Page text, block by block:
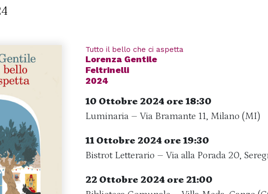
Tutto il bello che ci aspetta
Lorenza Gentile
Feltrinelli
2024
10 Ottobre 2024 ore 18:30
Luminaria – Via Bramante 11, Milano (MI)
11 Ottobre 2024 ore 19:30
Bistrot Letterario – Via alla Porada 20,
22 Ottobre 2024 ore 21:00